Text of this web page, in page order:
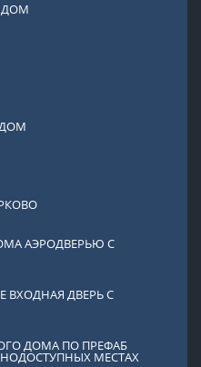
ДОМ
АЭРОДВЕРЬЮ С
ВХОДНАЯ ДВЕРЬ С
ДОМА ПО ПРЕФАБ
МЕСТАХ